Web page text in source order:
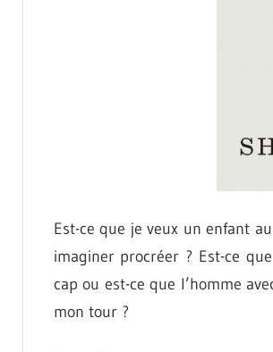
Est-ce que je veux un enfant
imaginer procréer ? Est-ce
cap ou est-ce que l’homme
mon tour ?